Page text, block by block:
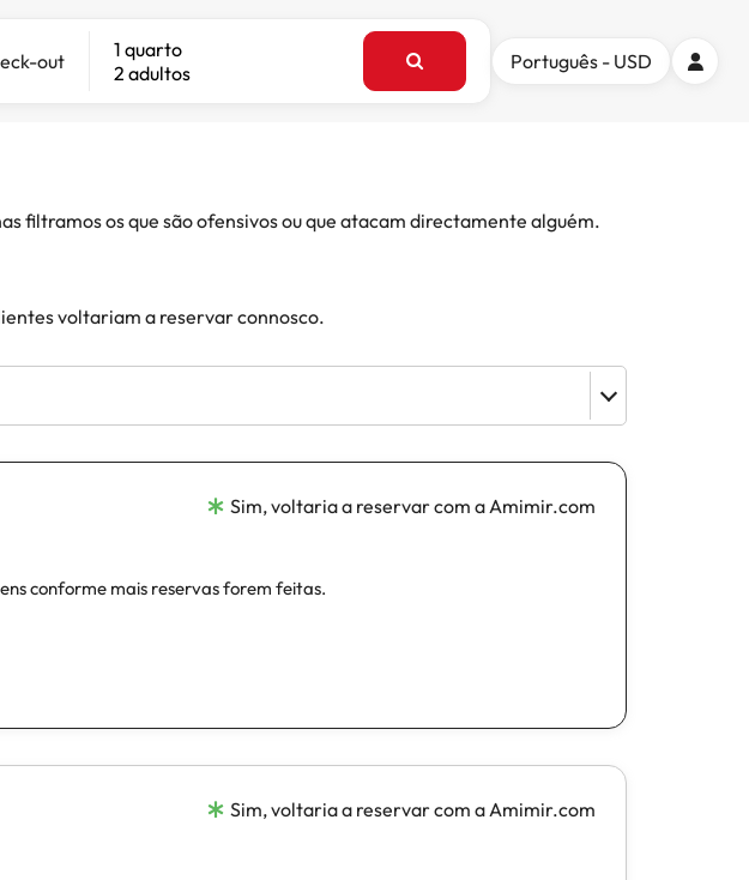
out
1 quarto
2 adultos
Português - USD
filtramos os que são ofensivos ou que atacam directamente alguém.
voltariam a reservar connosco.